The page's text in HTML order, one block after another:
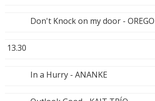
Don't Knock on my door -
13.30
In a Hurry - ANANKE